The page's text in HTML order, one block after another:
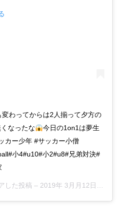
変わってからは2人揃って夕方の
なったな
今日の1on1は夢生
カー少年 #サッカー小僧
小4#u10#小2#u8#兄弟対決#
した投稿 – 2019年 3月月12日午前4時10分PDT